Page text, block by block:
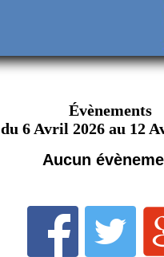
Évènements
du 6 Avril 2026 au 12
Aucun